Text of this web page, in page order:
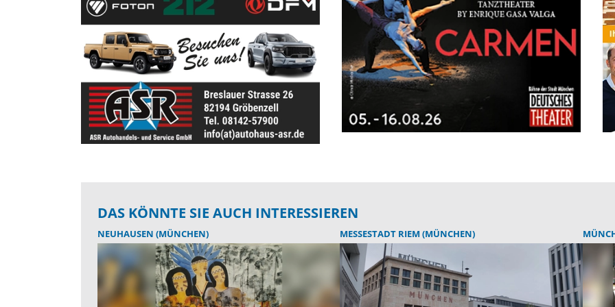
DAS KÖNNTE SIE AUCH INTERESSIEREN
NEUHAUSEN (MÜNCHEN) MESSESTADT RIEM (MÜNCHEN)